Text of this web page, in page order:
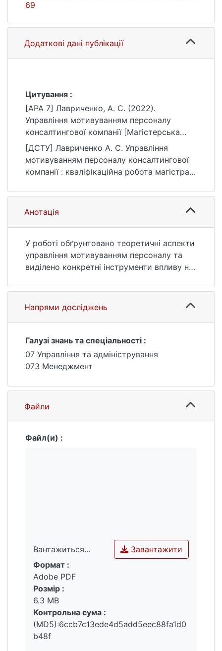
69
Додаткові дані публікації
Цитування :
[APA 7] Лавриченко, А. С. (2022).
Управління мотивуванням персоналу
консалтингової компанії [Магістерська
робота, Київський національний
університет імені Тараса Шевченка].
eKNUTSHIR.
https://ir.library.knu.ua/handle/123456789/14
69
[ДСТУ] Лавриченко А. С. Управління
мотивуванням персоналу консалтингової
компанії : кваліфікаційна робота магістра :
2022. 95 с. URL:
https://ir.library.knu.ua/handle/123456789/14
69 (дата звернення: 25.07.2026).
Анотація
У роботі обґрунтовано теоретичні аспекти
управління мотивуванням персоналу та
виділено конкретні інструменти впливу на
розмежовано такі поняття як «мотивація»
та «мотивування». Визначено напрями
вдосконалення управлінського
персоналу консалтингової компанії.
Запропоновано методику вдосконалення
управління мотивуванням персоналу
впровадження антикризової моделі
Напрями досліджень
Галузі знань та спеціальності :
07 Управління та адміністрування
073 Менеджмент
Файли
Файл(и) :
Вантажиться...
Вантажиться...
Завантажити
Формат :
Adobe PDF
Розмір :
6.3 MB
Контрольна сума :
(MD5):6ccb7c13ede4d5add5eec88fa1d0
b48f